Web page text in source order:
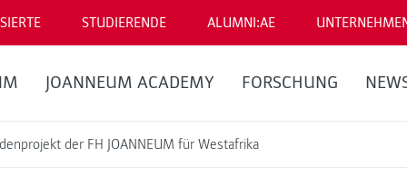
STUDIERENDE ALUMNI:AE
JOANNEUM ACADEMY FORSCHUNG
der FH JOANNEUM für Westafrika